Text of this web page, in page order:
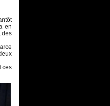
en
des
ces